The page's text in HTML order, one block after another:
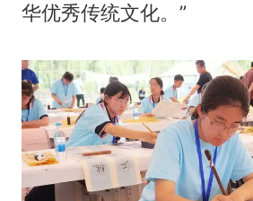
华优秀传统文化。”